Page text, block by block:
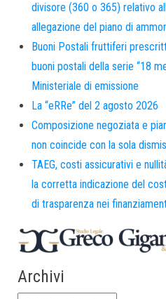
divisore (360 o 365) relativo
allegazione del piano di
Buoni Postali fruttiferi
buoni postali della serie “18
Ministeriale di emissione
La “eRRe” del 2 agosto 2026
Composizione negoziata e
non coincide con la sola
TAEG, costi assicurativi e
la corretta indicazione del
di trasparenza nei
Archivi